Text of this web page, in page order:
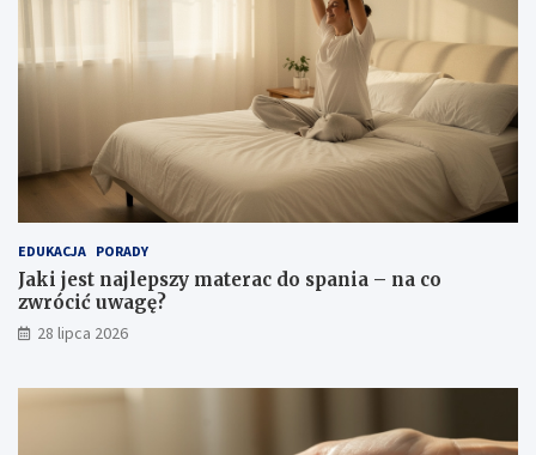
EDUKACJA PORADY
Jaki jest najlepszy materac do spania – na co
zwrócić uwagę?
28 lipca 2026